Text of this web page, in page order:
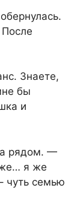
Знаете,
бы
и
рядом. —
я же
чуть семью